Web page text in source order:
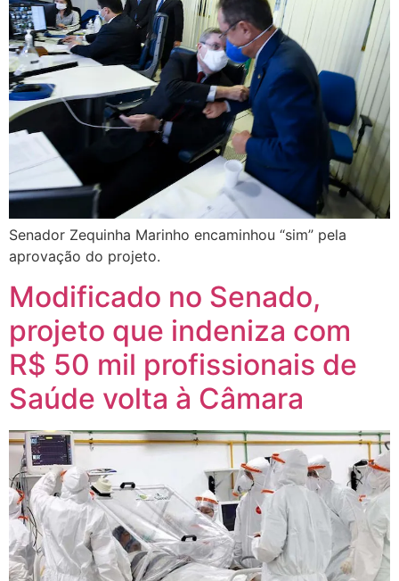
Senador Zequinha Marinho encaminhou “sim” pela
aprovação do projeto.
Modificado no Senado,
projeto que indeniza com
R$ 50 mil profissionais de
Saúde volta à Câmara